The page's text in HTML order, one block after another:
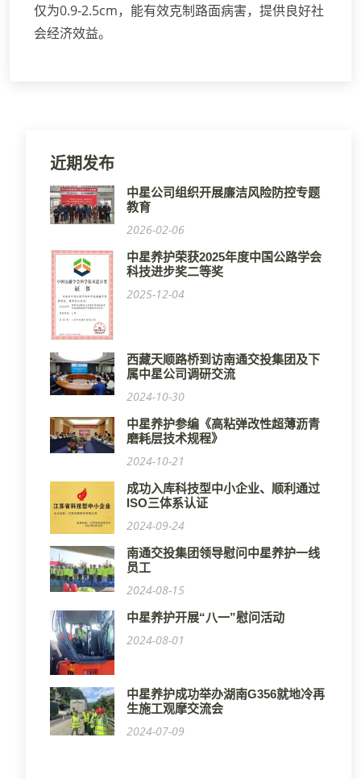
仅为0.9-2.5cm，能有效克制路面病害，提供良好社
会经济效益。
近期发布
中星公司组织开展廉洁风险防控专题
教育
2026-02-06
中星养护荣获2025年度中国公路学会
科技进步奖二等奖
2025-12-04
西藏天顺路桥到访南通交投集团及下
属中星公司调研交流
2024-10-30
中星养护参编《高粘弹改性超薄沥青
磨耗层技术规程》
2024-10-21
成功入库科技型中小企业、顺利通过
ISO三体系认证
2024-09-24
南通交投集团领导慰问中星养护一线
员工
2024-08-15
中星养护开展“八一”慰问活动
2024-08-01
中星养护成功举办湖南G356就地冷再
生施工观摩交流会
2024-07-09